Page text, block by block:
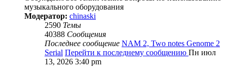
музыкального оборудования
Модератор: chinaski
2590 Темы
40388 Сообщения
Последнее сообщение NAM 2, Two notes Genome 2
Serial Перейти к последнему сообщению Пн июл
13, 2026 3:40 pm